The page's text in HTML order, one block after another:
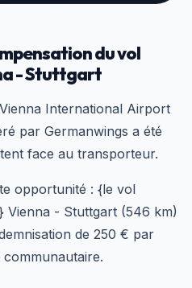
du vol
- Stuttgart
International Airport
par Germanwings a été
face au transporteur.
opportunité : {le vol
Vienna - Stuttgart (546 km)
de 250 € par